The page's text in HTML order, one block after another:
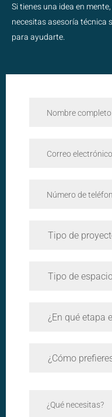
Si tienes una idea en
necesitas asesoría técnica
para ayudarte.